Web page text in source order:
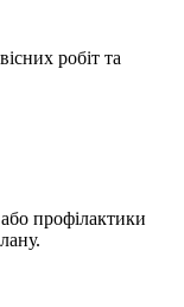
робіт та
профілактики